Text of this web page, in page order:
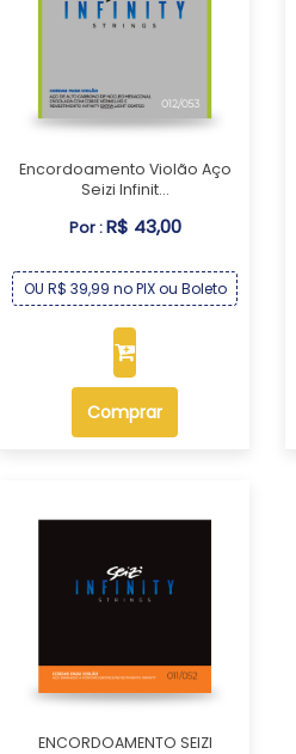
Encordoamento Violão Aço
Seizi Infinit...
Por :R$ 43,00
OU R$ 39,99 no PIX ou Boleto
Comprar
ENCORDOAMENTO SEIZI